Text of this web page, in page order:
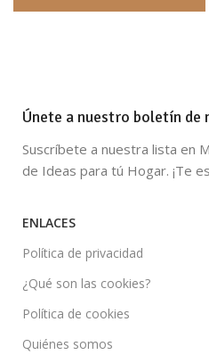
Únete a nuestro boletín de
Suscríbete a nuestra lista en
de Ideas para tú Hogar. ¡Te
ENLACES
Política de privacidad
¿Qué son las cookies?
Política de cookies
Quiénes somos